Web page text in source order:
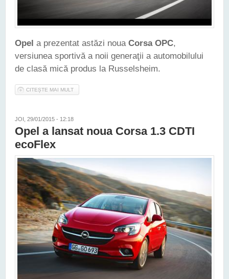
Opel a prezentat astăzi noua Corsa OPC,
versiunea sportivă a noii generaţii a automobilului
de clasă mică produs la Russelsheim.
CITEȘTE MAI MULT
JOI, 29/01/2015 - 12:18
Opel a lansat noua Corsa 1.3 CDTI
ecoFlex